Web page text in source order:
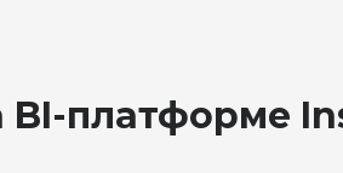
BI-платформе